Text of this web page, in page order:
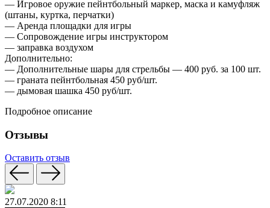
— Игровое оружие пейнтбольный маркер, маска и камуфляж
(штаны, куртка, перчатки)
— Аренда площадки для игры
— Сопровождение игры инструктором
— заправка воздухом
Дополнительно:
— Дополнительные шары для стрельбы — 400 руб. за 100 шт.
— граната пейнтбольная 450 руб/шт.
— дымовая шашка 450 руб/шт.
Подробное описание
Отзывы
Оставить отзыв
27.07.2020 8:11